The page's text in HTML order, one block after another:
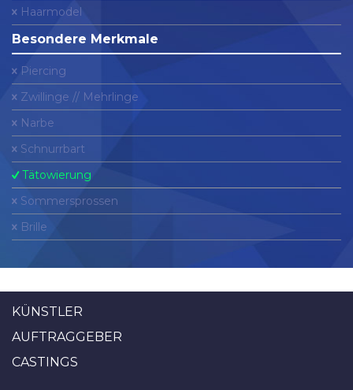
Haarmodel
Besondere Merkmale
Piercing
Zwillinge // Mehrlinge
Narbe
Schnurrbart
Tätowierung
Sommersprossen
Brille
KÜNSTLER
AUFTRAGGEBER
CASTINGS